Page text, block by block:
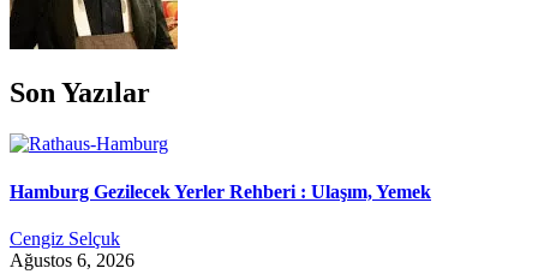
Son Yazılar
Hamburg Gezilecek Yerler Rehberi : Ulaşım, Yemek
Cengiz Selçuk
Ağustos 6, 2026